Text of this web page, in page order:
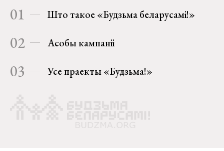
01 Што такое «Будзьма беларусамі!»
02 Асобы кампаніі
03 Усе праекты «Будзьма!»